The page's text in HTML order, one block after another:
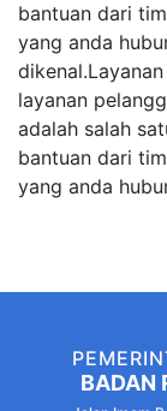
bantuan dari
yang anda
layanan
adalah salah
bantuan dari
yang anda
BADAN